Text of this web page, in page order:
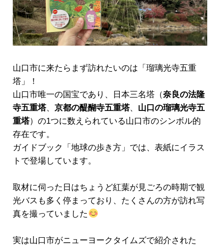
山口市に来たらまず訪れたいのは「瑠璃光寺五重
塔」！
山口市唯一の国宝であり、日本三名塔（奈良の法隆
寺五重塔、 京都の醍醐寺五重塔、 山口の瑠璃光寺五
重塔）の1つに数えられている山口市のシンボル的
存在です。
ガイドブック「地球の歩き方」では、表紙にイラス
トで登場しています。
取材に伺った日はちょうど紅葉が見ごろの時期で観
光バスも多く停まっており、たくさんの方が訪れ写
真を撮っていました
実は山口市がニューヨークタイムズで紹介された